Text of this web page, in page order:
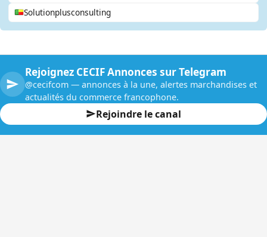
Solutionplusconsulting
Rejoignez CECIF Annonces sur Telegram
@cecifcom — annonces à la une, alertes marchandises et
actualités du commerce francophone.
Rejoindre le canal